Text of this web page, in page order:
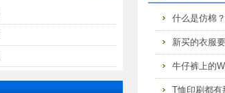
什么是仿棉
新买的衣服
牛仔裤上的
T恤印刷都有